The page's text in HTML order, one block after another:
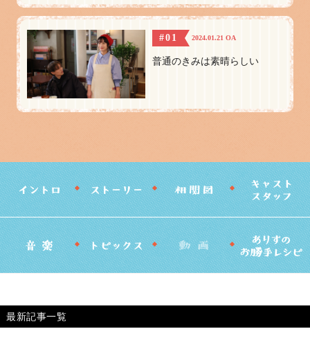
#01 2024.01.21 OA
普通のきみは素晴らしい
最新記事一覧